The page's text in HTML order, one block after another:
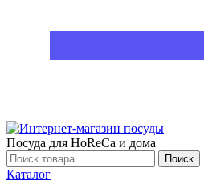
Посуда для HoReCa и дома
Поиск
Каталог